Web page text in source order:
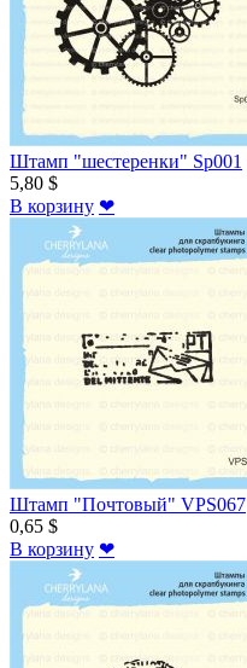
Штамп "шестеренки" Sp001
5,80 $
В корзину ❤
Штамп "Почтовый" VPS067
0,65 $
В корзину ❤